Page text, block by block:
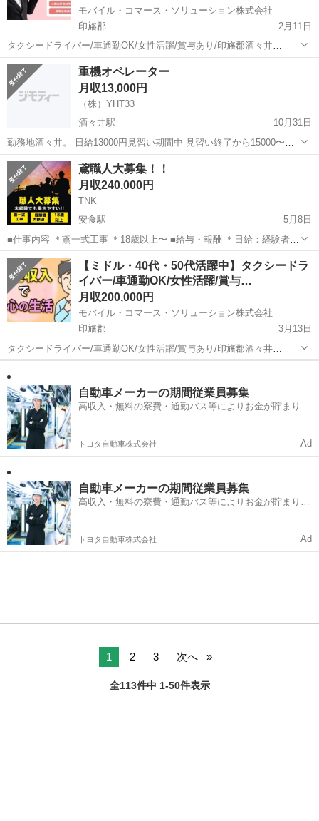
モバイル・コマース・ソリューション株式会社
印旛郡
2月11日
タクシードライバー/車通勤OK/女性活躍/賞与あり/印旛郡酒々井
町/5028_04 【応募先企業名】モバイル・コマース・ソリューション株
式会社 【雇用形態】正社員 【職種】ドライバー・宅配 【応募資格】
・日本語ネイティブ...
千葉 印旛郡 ドライバー
重機オペレーター
月収13,000円
（株）YHT33
酒々井駅
10月31日
勤務地酒々井。 日給13000円見習い期間中 見習い終了から15000〜技
能に応じて上げます。 通勤代なし 正社員応相談。 年齢30歳から60歳
まで
千葉 印旛郡 酒々井駅
鳶職人大募集！！
月収240,000円
TNK
安食駅
5月8日
■仕事内容 ＊鳶一式工事 ＊18歳以上〜 ■給与・報酬 ＊日給：経験者
12,000円〜要相談 上記記載の金額は¥12000の場合の月収です。
未経験者 11,000円〜 ■勤務時間 ＊月〜金 ...
千葉 印旛郡 安食駅 鳶職 未経験
【ミドル・40代・50代活躍中】タクシードラ
イバー/車通勤OK/女性活躍/賞与…
月収200,000円
モバイル・コマース・ソリューション株式会社
印旛郡
3月13日
タクシードライバー/車通勤OK/女性活躍/賞与あり/印旛郡酒々井
町/5028_04 【応募先企業名】モバイル・コマース・ソリューション株
式会社 【雇用形態】正社員 【職種】ドライバー・宅配 【応募資格】
・日本語ネイティブ...自動車メーカーの期間従業員募集
高収入・無料の寮費・通勤バス等によりお金が貯まりや
トヨタ自動車株式会社 Ad
自動車メーカーの期間従業員募集
高収入・無料の寮費・通勤バス等によりお金が貯まりや
トヨタ自動車株式会社 Ad
1 2 3 次へ
全113件中 1-50件表示